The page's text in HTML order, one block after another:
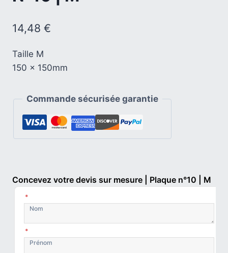
14,48 €
Taille M
150 x 150mm
Commande sécurisée garantie
Concevez votre devis sur mesure | Plaque n°10 | M
*
*